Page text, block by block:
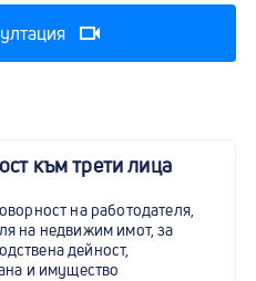
към трети лица
на работодателя,
на недвижим имот, за
дейност,
и имущество